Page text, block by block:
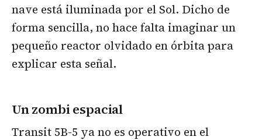
nave está iluminada por el Sol. Dicho de
forma sencilla, no hace falta imaginar un
pequeño reactor olvidado en órbita para
explicar esta señal.
Un zombi espacial
Transit 5B-5 ya no es operativo en el